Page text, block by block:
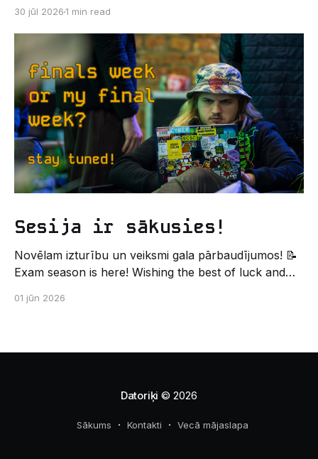
Un kas gan būtu labāks veids, kā iepazīt savu jauno
dzīvi LU EZTF datoriķu vidē, par došanos uz
leģendāro “Sējienu”? 🐱 Šī pirmsaristoteļa nometne
palīdzēs tev iegūt pirmos draugus, ieskatu studenta
30 jūl 20261 min read
Sesija ir sākusies!
Novēlam izturību un veiksmi gala pārbaudījumos! 📝
Exam season is here! Wishing the best of luck and
pašpārvaldes komunikācijas virziens
01 jūn 2026
Datoriķi © 2026
Sākums Kontakti Vecā mājaslapa